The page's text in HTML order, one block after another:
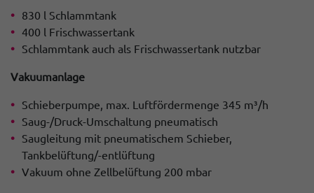
830 l Schlammtank
400 l Frischwassertank
Schlammtank auch als Frischwassertank nutzbar
Vakuumanlage
Schieberpumpe, max. Luftfördermenge 345 m³/h
Saug-/Druck-Umschaltung pneumatisch
Saugleitung mit pneumatischem Schieber,
Tankbelüftung/-entlüftung
Vakuum ohne Zellbelüftung 200 mbar